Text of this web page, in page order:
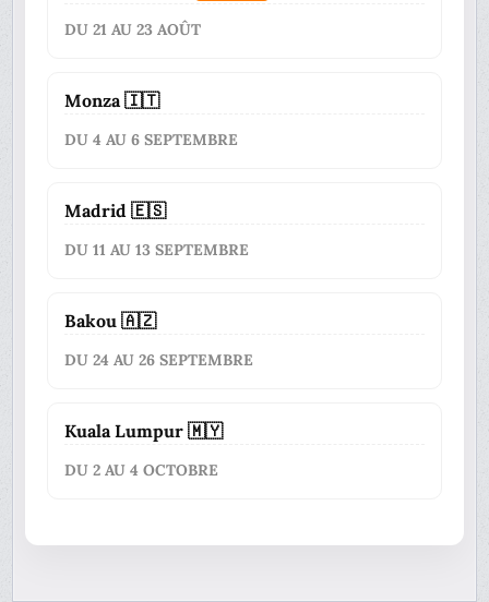
DU 21 AU 23 AOÛT
Monza 🇮🇹
DU 4 AU 6 SEPTEMBRE
Madrid 🇪🇸
DU 11 AU 13 SEPTEMBRE
Bakou 🇦🇿
DU 24 AU 26 SEPTEMBRE
Kuala Lumpur 🇲🇾
DU 2 AU 4 OCTOBRE